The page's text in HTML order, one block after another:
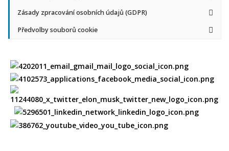
Zásady zpracování osobních údajů (GDPR)
Předvolby souborů cookie